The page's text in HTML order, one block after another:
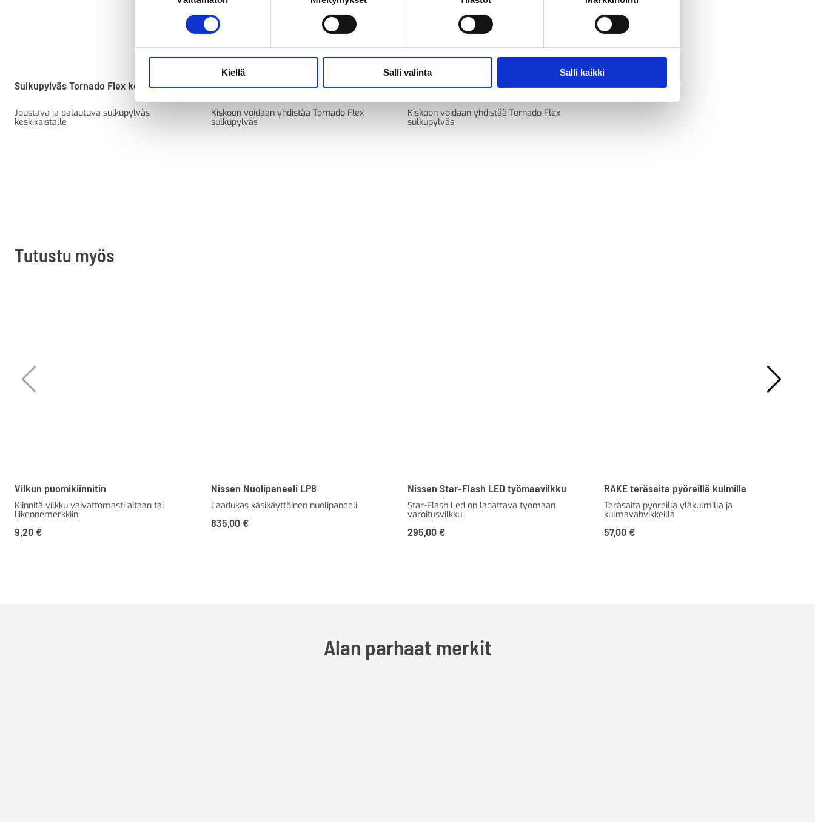
Kiellä Salli valinta Salli kaikki
Sulkupylväs Tornado Flex keskikaista
Joustava ja palautuva sulkupylväs
keskikaistalle
Kaistaerotinkiskon pääty N
Kiskoon voidaan yhdistää Tornado Flex
sulkupylväs
Kaistaerotinkiskon pääty U
Kiskoon voidaan yhdistää Tornado Flex
sulkupylväs
Tutustu myös
Vilkun puomikiinnitin
Kiinnitä vilkku vaivattomasti aitaan tai
liikennemerkkiin.
9,20 €
Nissen Nuolipaneeli LP8
Laadukas käsikäyttöinen nuolipaneeli
835,00 €
Nissen Star-Flash LED työmaavilkku
Star-Flash Led on ladattava työmaan
varoitusvilkku.
295,00 €
RAKE teräsaita pyöreillä kulmilla
Teräsaita pyöreillä yläkulmilla ja
kulmavahvikkeilla
57,00 €
Alan parhaat merkit